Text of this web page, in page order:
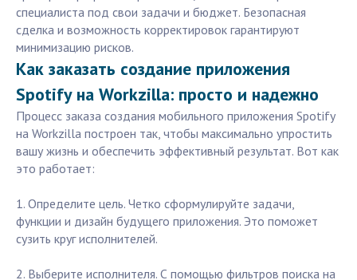
специалиста под свои задачи и бюджет. Безопасная
сделка и возможность корректировок гарантируют
минимизацию рисков.
Как заказать создание приложения
Spotify на Workzilla: просто и надежно
Процесс заказа создания мобильного приложения Spotify
на Workzilla построен так, чтобы максимально упростить
вашу жизнь и обеспечить эффективный результат. Вот как
это работает:
1. Определите цель. Четко сформулируйте задачи,
функции и дизайн будущего приложения. Это поможет
сузить круг исполнителей.
2. Выберите исполнителя. С помощью фильтров поиска на